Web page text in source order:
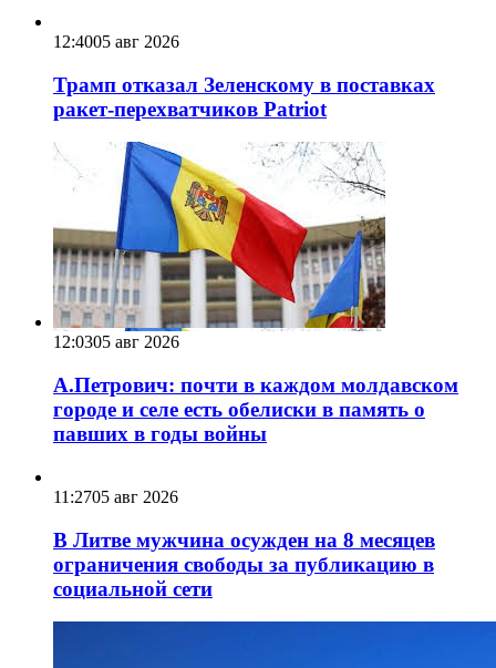
12:4005 авг 2026
Трамп отказал Зеленскому в поставках
ракет-перехватчиков Patriot
12:0305 авг 2026
А.Петрович: почти в каждом молдавском
городе и селе есть обелиски в память о
павших в годы войны
11:2705 авг 2026
В Литве мужчина осужден на 8 месяцев
ограничения свободы за публикацию в
социальной сети